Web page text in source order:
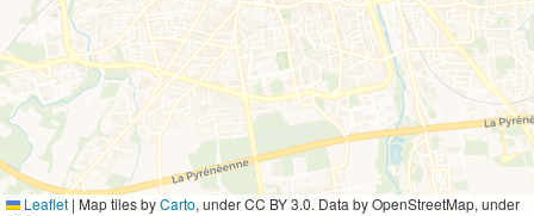
Leaflet | Map tiles byCarto, under CC BY 3.0. Data by OpenStreetMap, under